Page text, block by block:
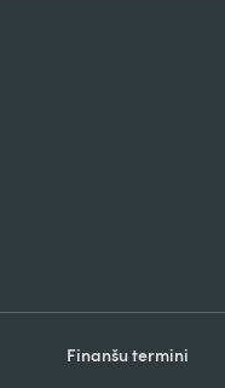
Finanšu termini